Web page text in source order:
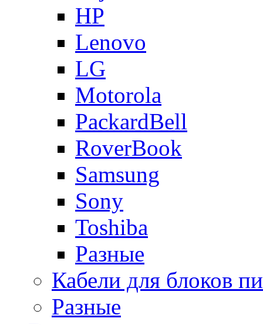
HP
Lenovo
LG
Motorola
PackardBell
RoverBook
Samsung
Sony
Toshiba
Разные
Кабели для блоков
Разные